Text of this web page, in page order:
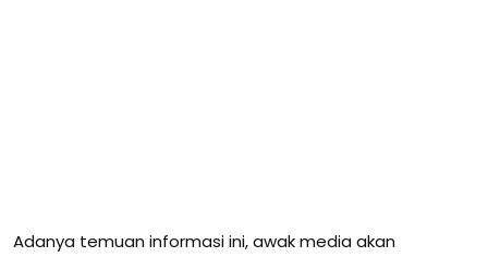
Adanya temuan informasi ini, awak media akan